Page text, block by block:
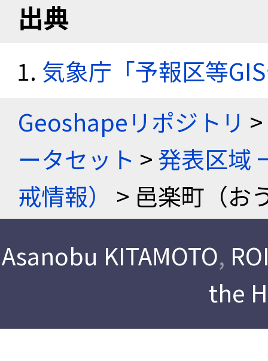
出典
気象庁「予報区等
Geoshapeリポジトリ >
ータセット >発表区域
戒情報）
> 邑楽町（お
Asanobu KITAMOTO,
the